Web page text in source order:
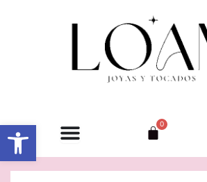
Abrir barra de herramientas 0
Carrito